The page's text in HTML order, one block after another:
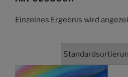
Einzelnes Ergebnis wird